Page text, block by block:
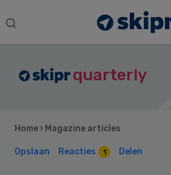
Search
quarterly
Home › Magazine articles
Opslaan Reacties 1 Delen